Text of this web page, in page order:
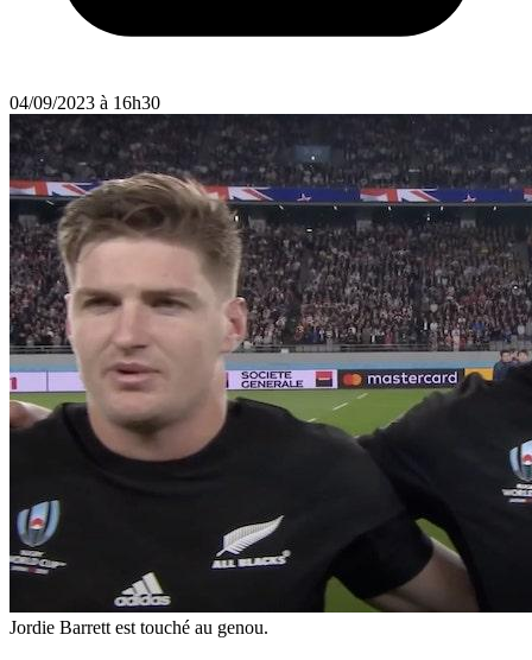
04/09/2023 à 16h30
Jordie Barrett est touché au genou.